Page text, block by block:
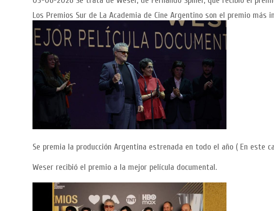
Los Premios Sur de La Academia de Cine Argentino son el premio más
Se premia la producción Argentina estrenada en todo el año ( En este
Weser recibió el premio a la mejor película documental.